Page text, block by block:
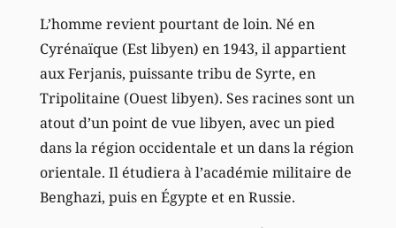
L’homme revient pourtant de loin. Né en
Cyrénaïque (Est libyen) en 1943, il appartient
aux Ferjanis, puissante tribu de Syrte, en
Tripolitaine (Ouest libyen). Ses racines sont un
atout d’un point de vue libyen, avec un pied
dans la région occidentale et un dans la région
orientale. Il étudiera à l’académie militaire de
Benghazi, puis en Égypte et en Russie.